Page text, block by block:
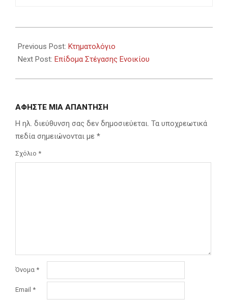
06-
03
Previous Post: Κτηματολόγιο
Next Post: Επίδομα Στέγασης Ενοικίου
ΑΦΉΣΤΕ ΜΙΑ ΑΠΆΝΤΗΣΗ
Η ηλ. διεύθυνση σας δεν δημοσιεύεται. Τα υποχρεωτικά
πεδία σημειώνονται με *
Σχόλιο *
Όνομα *
Email *